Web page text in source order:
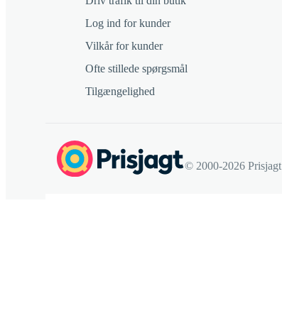
Log ind for kunder
Vilkår for kunder
Ofte stillede spørgsmål
Tilgængelighed
© 2000-2026 Prisjagt